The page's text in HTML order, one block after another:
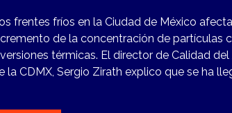
frentes fríos en la Ciudad de México
de la concentración de partículas
térmicas. El director de Calidad
la CDMX, Sergio Zirath explico que se ha